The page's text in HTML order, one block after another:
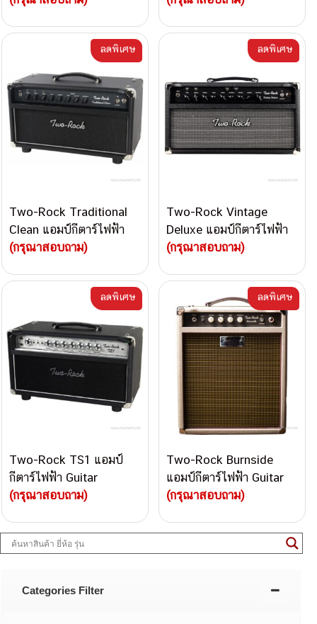
Two-Rock Traditional
Clean แอมป์กีตาร์ไฟฟ้า
Guitar Amplifier
(กรุณาสอบถาม)
ลดพิเศษ
Two-Rock Vintage
Deluxe แอมป์กีตาร์ไฟฟ้า
Guitar Amplifier
(กรุณาสอบถาม)
ลดพิเศษ
Two-Rock TS1 แอมป์
กีตาร์ไฟฟ้า Guitar
Amplifier
(กรุณาสอบถาม)
ลดพิเศษ
Two-Rock Burnside
แอมป์กีตาร์ไฟฟ้า Guitar
Amplifier
(กรุณาสอบถาม)
ลดพิเศษ
Categories Filter